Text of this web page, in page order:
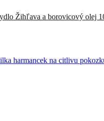
Žihľava a borovicový olej